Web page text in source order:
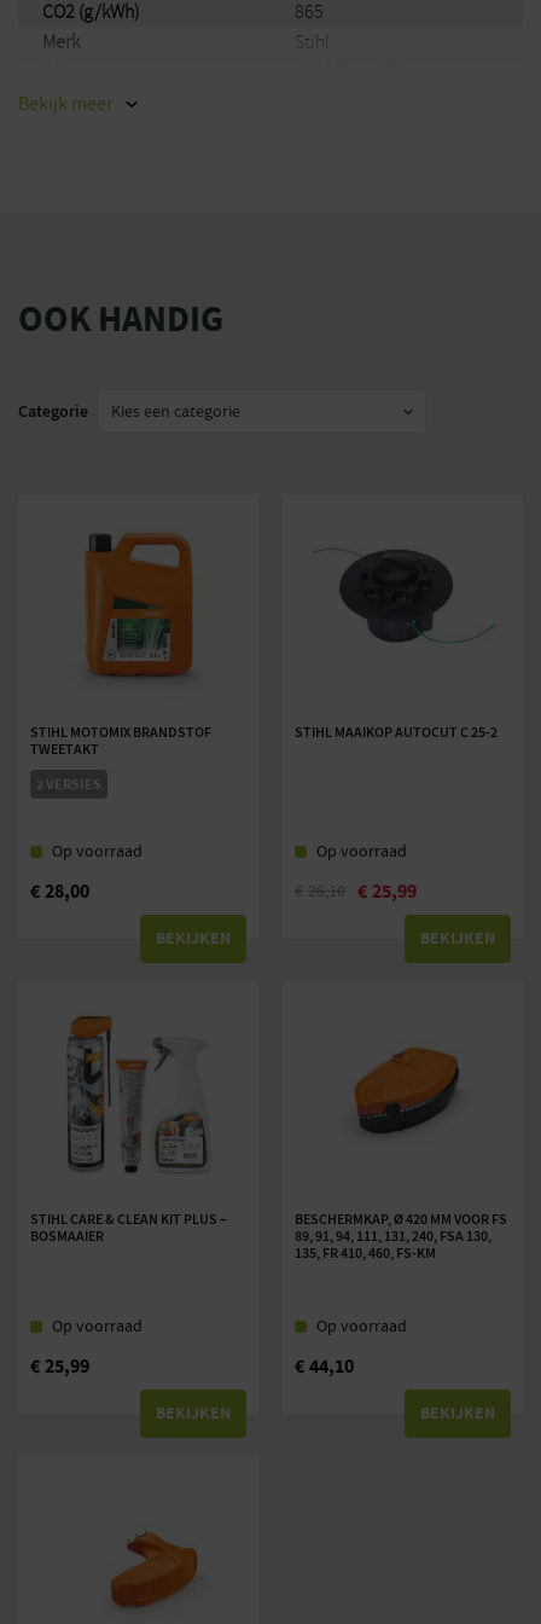
CO2 (g/kWh)
865
Merk
Stihl
Bekijk meer
OOK HANDIG
Categorie
STIHL MOTOMIX BRANDSTOF
TWEETAKT
2 VERSIES
Op voorraad
€28,00
BEKIJKEN
STIHL MAAIKOP AUTOCUT C 25-2
Op voorraad
€ 28,10 €25,99
BEKIJKEN
STIHL CARE & CLEAN KIT PLUS –
BOSMAAIER
Op voorraad
€25,99
BEKIJKEN
BESCHERMKAP, Ø 420 MM VOOR FS
89, 91, 94, 111, 131, 240, FSA 130,
135, FR 410, 460, FS-KM
Op voorraad
€44,10
BEKIJKEN